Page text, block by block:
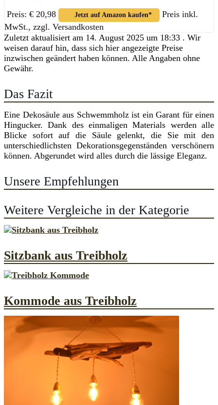
Preis: € 20,98 Jetzt auf Amazon kaufen*
Preis inkl.
MwSt., zzgl. Versandkosten
Zuletzt aktualisiert am 14. August 2025 um 18:33 . Wir
weisen darauf hin, dass sich hier angezeigte Preise
inzwischen geändert haben können. Alle Angaben ohne
Gewähr.
Das Fazit
Eine Dekosäule aus Schwemmholz ist ein Garant für einen
Hingucker. Dank des einmaligen Materials werden alle
Blicke sofort auf die Säule gelenkt, die Sie mit den
unterschiedlichsten Dekorationsgegenständen verschönern
können. Abgerundet wird alles durch die lässige Eleganz.
Unsere Empfehlungen
Weitere Vergleiche in der Kategorie
Sitzbank aus Treibholz
Kommode aus Treibholz